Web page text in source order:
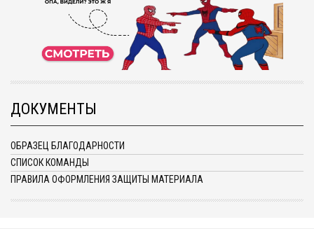
ДОКУМЕНТЫ
ОБРАЗЕЦ БЛАГОДАРНОСТИ
СПИСОК КОМАНДЫ
ПРАВИЛА ОФОРМЛЕНИЯ ЗАЩИТЫ МАТЕРИАЛА